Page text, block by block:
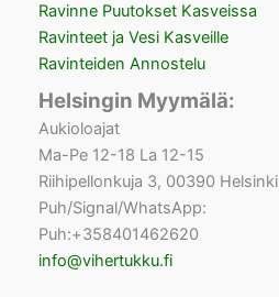
Ravinne Puutokset Kasveissa
Ravinteet ja Vesi Kasveille
Ravinteiden Annostelu
Helsingin Myymälä:
Aukioloajat
Ma-Pe 12-18 La 12-15
Riihipellonkuja 3, 00390 Helsinki
Puh/Signal/WhatsApp:
Puh:+358401462620
info@vihertukku.fi